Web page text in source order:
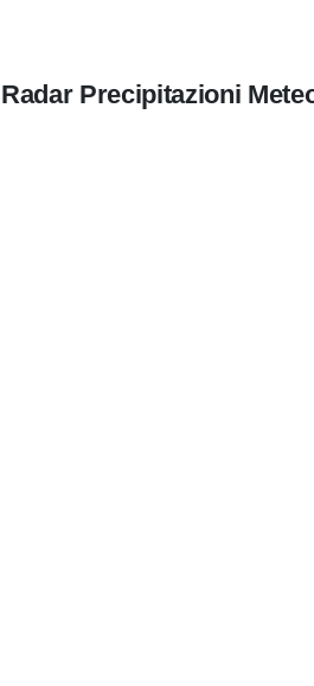
Radar Precipitazioni